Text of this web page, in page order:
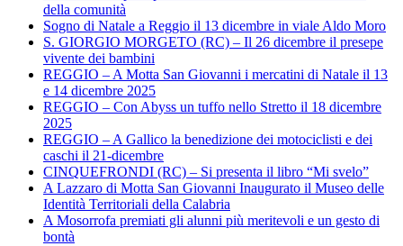
della comunità
Sogno di Natale a Reggio il 13 dicembre in viale Aldo Moro
S. GIORGIO MORGETO (RC) – Il 26 dicembre il presepe
vivente dei bambini
REGGIO – A Motta San Giovanni i mercatini di Natale il 13
e 14 dicembre 2025
REGGIO – Con Abyss un tuffo nello Stretto il 18 dicembre
2025
REGGIO – A Gallico la benedizione dei motociclisti e dei
caschi il 21-dicembre
CINQUEFRONDI (RC) – Si presenta il libro “Mi svelo”
A Lazzaro di Motta San Giovanni Inaugurato il Museo delle
Identità Territoriali della Calabria
A Mosorrofa premiati gli alunni più meritevoli e un gesto di
bontà